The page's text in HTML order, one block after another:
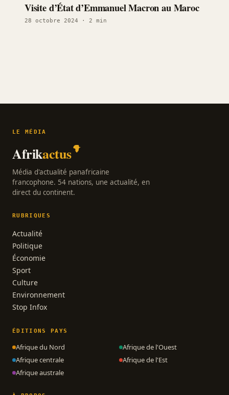
Visite d’État d’Emmanuel Macron au Maroc
28 octobre 2024 · 2 min
LE MÉDIA
Afrikactus
Média d'actualité panafricaine
francophone. 54 nations, une actualité, en
direct du continent.
RUBRIQUES
Actualité
Politique
Économie
Sport
Culture
Environnement
Stop Infox
ÉDITIONS PAYS
Afrique du Nord
Afrique de l'Ouest
Afrique centrale
Afrique de l'Est
Afrique australe